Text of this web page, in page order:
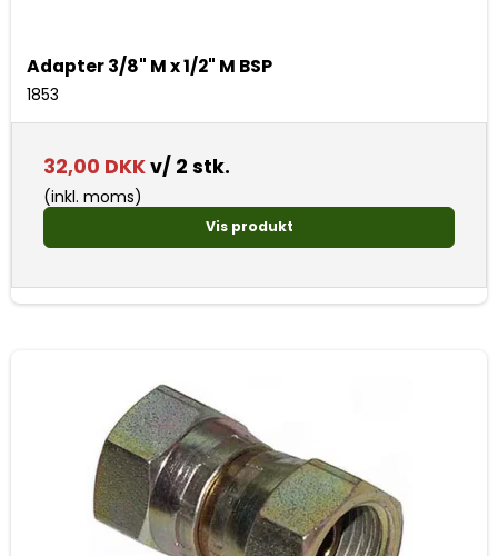
Adapter 3/8" M x 1/2" M BSP
1853
32,00 DKKv/ 2 stk.
(inkl. moms)
Vis produkt